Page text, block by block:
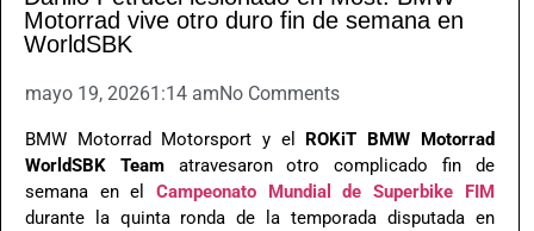
Motorrad vive otro duro fin de semana en
WorldSBK
mayo 19, 20261:14 amNo Comments
BMW Motorrad Motorsport y el ROKiT BMW Motorrad
WorldSBK Teamatravesaron otro complicado fin de
semana en el Campeonato Mundial de Superbike FIM
durante la quinta ronda de la temporada disputada en